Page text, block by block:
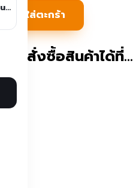
The Easy House
หยิบใส่ตะกร้า
ดต่อสั่งซื้อสินค้าได้ที่…